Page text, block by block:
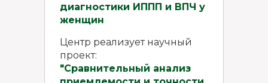
диагностики ИППП и ВПЧ у
женщин
Центр реализует научный
проект:
"Сравнительный анализ